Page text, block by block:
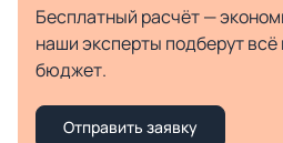
Бесплатный расчёт —
наши эксперты подберут
бюджет.
Отправить заявку